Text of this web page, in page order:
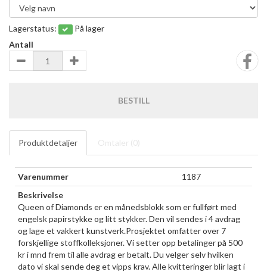
Lagerstatus:
På lager
Antall
BESTILL
Produktdetaljer Omtaler (0)
Varenummer
1187
Beskrivelse
Queen of Diamonds er en månedsblokk som er fullført med
engelsk papirstykke og litt stykker. Den vil sendes i 4 avdrag
og lage et vakkert kunstverk.Prosjektet omfatter over 7
forskjellige stoffkolleksjoner. Vi setter opp betalinger på 500
kr i mnd frem til alle avdrag er betalt. Du velger selv hvilken
dato vi skal sende deg et vipps krav. Alle kvitteringer blir lagt i